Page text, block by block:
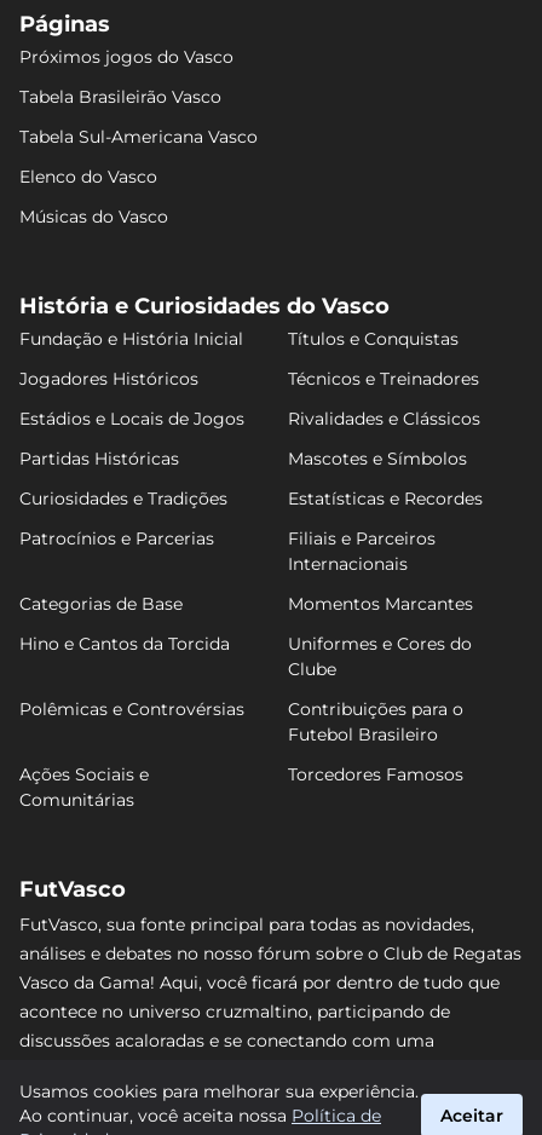
Páginas
Próximos jogos do Vasco
Tabela Brasileirão Vasco
Tabela Sul-Americana Vasco
Elenco do Vasco
Músicas do Vasco
História e Curiosidades do Vasco
Fundação e História Inicial
Títulos e Conquistas
Jogadores Históricos
Técnicos e Treinadores
Estádios e Locais de Jogos
Rivalidades e Clássicos
Partidas Históricas
Mascotes e Símbolos
Curiosidades e Tradições
Estatísticas e Recordes
Patrocínios e Parcerias
Filiais e Parceiros
Internacionais
Categorias de Base
Momentos Marcantes
Hino e Cantos da Torcida
Uniformes e Cores do
Clube
Polêmicas e Controvérsias
Contribuições para o
Futebol Brasileiro
Ações Sociais e
Comunitárias
Torcedores Famosos
FutVasco
FutVasco, sua fonte principal para todas as novidades,
análises e debates no nosso fórum sobre o Club de Regatas
Vasco da Gama! Aqui, você ficará por dentro de tudo que
acontece no universo cruzmaltino, participando de
discussões acaloradas e se conectando com uma
nenhum lance e acompanhe de perto o caminho do Vasco
rumo às vitórias! #Vasco #FutVasco
Usamos cookies para melhorar sua experiência.
Ao continuar, você aceita nossa Política de
Aceitar